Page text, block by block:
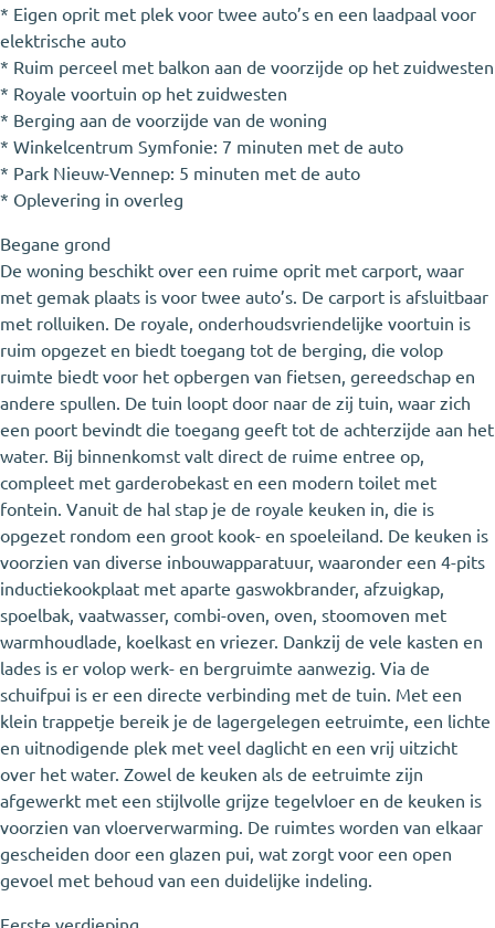
* Eigen oprit met plek voor twee auto’s en een laadpaal voor
elektrische auto
* Ruim perceel met balkon aan de voorzijde op het zuidwesten
* Royale voortuin op het zuidwesten
* Berging aan de voorzijde van de woning
* Winkelcentrum Symfonie: 7 minuten met de auto
* Park Nieuw-Vennep: 5 minuten met de auto
* Oplevering in overleg
Begane grond
De woning beschikt over een ruime oprit met carport, waar
met gemak plaats is voor twee auto’s. De carport is afsluitbaar
met rolluiken. De royale, onderhoudsvriendelijke voortuin is
ruim opgezet en biedt toegang tot de berging, die volop
ruimte biedt voor het opbergen van fietsen, gereedschap en
andere spullen. De tuin loopt door naar de zij tuin, waar zich
een poort bevindt die toegang geeft tot de achterzijde aan het
water. Bij binnenkomst valt direct de ruime entree op,
compleet met garderobekast en een modern toilet met
fontein. Vanuit de hal stap je de royale keuken in, die is
opgezet rondom een groot kook- en spoeleiland. De keuken is
voorzien van diverse inbouwapparatuur, waaronder een 4-pits
inductiekookplaat met aparte gaswokbrander, afzuigkap,
spoelbak, vaatwasser, combi-oven, oven, stoomoven met
warmhoudlade, koelkast en vriezer. Dankzij de vele kasten en
lades is er volop werk- en bergruimte aanwezig. Via de
schuifpui is er een directe verbinding met de tuin. Met een
klein trappetje bereik je de lagergelegen eetruimte, een lichte
en uitnodigende plek met veel daglicht en een vrij uitzicht
over het water. Zowel de keuken als de eetruimte zijn
afgewerkt met een stijlvolle grijze tegelvloer en de keuken is
voorzien van vloerverwarming. De ruimtes worden van elkaar
gescheiden door een glazen pui, wat zorgt voor een open
gevoel met behoud van een duidelijke indeling.